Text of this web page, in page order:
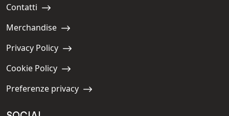
Navigate to:
Contatti
Navigate to:
Merchandise
Navigate to:
Privacy Policy
Navigate to:
Cookie Policy
Navigate to:
Preferenze privacy